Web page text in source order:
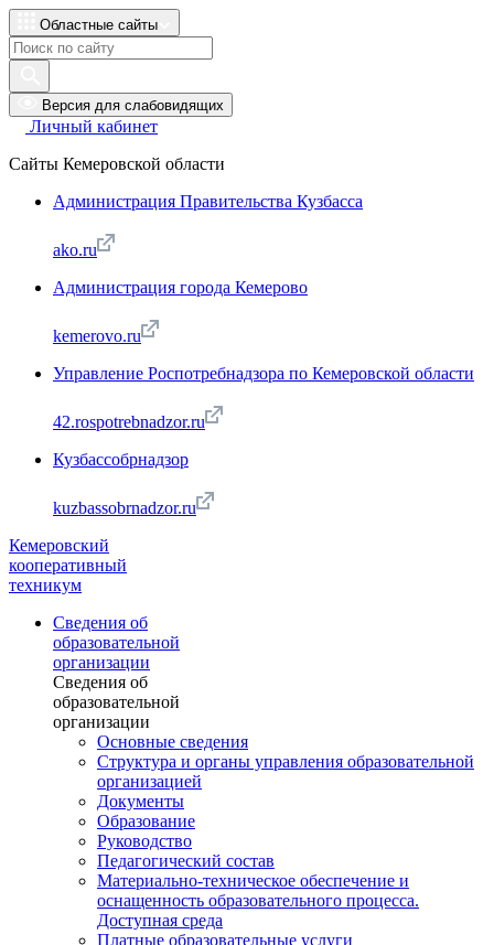
Областные сайты
Версия для слабовидящих
Личный кабинет
Сайты Кемеровской области
Администрация Правительства Кузбасса
ako.ru
Администрация города Кемерово
kemerovo.ru
Управление Роспотребнадзора по Кемеровской области
42.rospotrebnadzor.ru
Кузбассобрнадзор
kuzbassobrnadzor.ru
Кемеровский
кооперативный
техникум
Сведения об
образовательной
организации
Сведения об
образовательной
организации
Основные сведения
Структура и органы управления образовательной
организацией
Документы
Образование
Руководство
Педагогический состав
Материально-техническое обеспечение и
оснащенность образовательного процесса.
Доступная среда
Платные образовательные услуги